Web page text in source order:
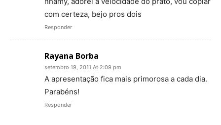
com certeza, bejo pros dois
Responder
Rayana Borba
setembro 19, 2011 At 2:09 pm
A apresentação fica mais primorosa a cada dia.
Parabéns!
Responder